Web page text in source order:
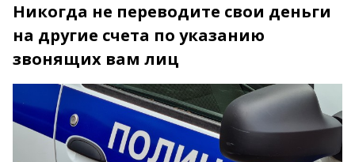
Никогда не переводите свои деньги
на другие счета по указанию
звонящих вам лиц